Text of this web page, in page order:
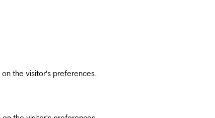
the visitor's preferences.